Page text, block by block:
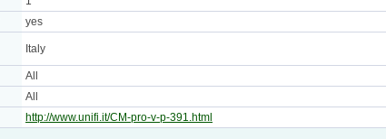
yes
Italy
All
All
http://www.unifi.it/CM-pro-v-p-391.html